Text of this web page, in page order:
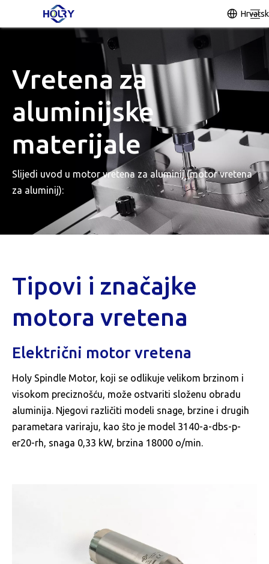
Vretena za
aluminijske
materijale
Slijedi uvod u motor vretena za aluminij (motor vretena
za aluminij):
Tipovi i značajke
motora vretena
Električni motor vretena
Holy Spindle Motor, koji se odlikuje velikom brzinom i
visokom preciznošću, može ostvariti složenu obradu
aluminija. Njegovi različiti modeli snage, brzine i drugih
parametara variraju, kao što je model 3140-a-dbs-p-
er20-rh, snaga 0,33 kW, brzina 18000 o/min.